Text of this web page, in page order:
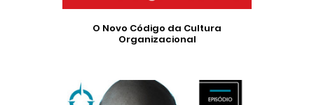
O Novo Código da Cultura
Organizacional